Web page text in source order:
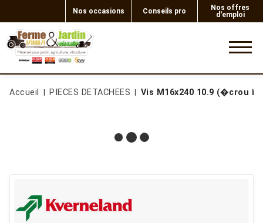
Nos occasions Conseils pro
Nos offres
d'emploi
Accueil PIECES DETACHEES Vis M16x240 10.9 (�crou